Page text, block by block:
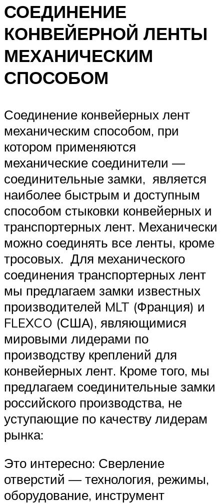
СОЕДИНЕНИЕ
КОНВЕЙЕРНОЙ ЛЕНТЫ
МЕХАНИЧЕСКИМ
СПОСОБОМ
Соединение конвейерных лент
механическим способом, при
котором применяются
механические соединители —
соединительные замки, является
наиболее быстрым и доступным
способом стыковки конвейерных и
транспортерных лент. Механически
можно соединять все ленты, кроме
тросовых. Для механического
соединения транспортерных лент
мы предлагаем замки известных
производителей MLT (Франция) и
FLEXCO (США), являющимися
мировыми лидерами по
производству креплений для
конвейерных лент. Кроме того, мы
предлагаем соединительные замки
российского производства, не
уступающие по качеству лидерам
рынка:
Это интересно: Сверление
отверстий — технология, режимы,
оборудование, инструмент